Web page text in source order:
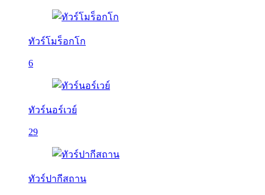
ทัวร์โมร็อกโก
6
ทัวร์นอร์เวย์
29
ทัวร์ปากีสถาน